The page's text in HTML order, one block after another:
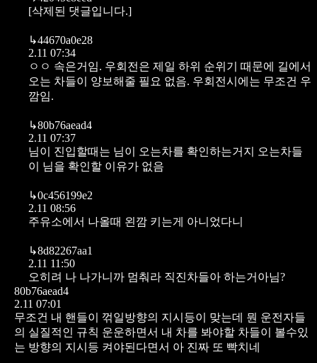
[삭제된 댓글입니다.]
↳44670a0e28
2.11 07:34
ㅇㅇ 속은거임. 우회전은 제일 하위 순위기 때문에 길에서
오는 차들이 양보해줄 필요 없음. 우회전시에는 무조건 우
깜임.
↳80b76aead4
2.11 07:37
님이 진입할때는 님이 오는차를 확인하는거지 오는차들
이 님을 확인할 이유가 없음
↳0c456199e2
2.11 08:56
주유소에서 나올때 왼깜 키는게 아니었다니
↳8d82267aa1
2.11 11:50
오히려 나 나가니까 멈춰라 직진차들아 하는거아님?
80b76aead4
2.11 07:01
무조건 내 핸들이 꺾일방향의 지시등이 맞는데 뭔 운전자들
의 실질적인 규칙 운운하면서 내 차를 봐야할 차들이 볼수있
는 방향의 지시등 켜야된다면서 아 진짜 또 빡치네